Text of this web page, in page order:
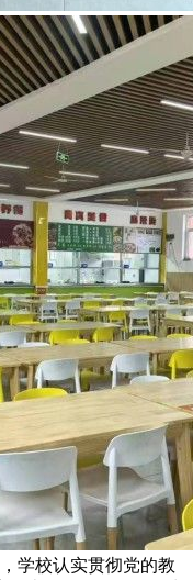
学校认实贯彻党的教